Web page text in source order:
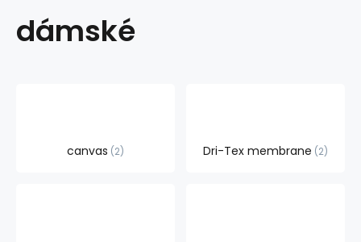
dámské
canvas 2 Dri-Tex membrane 2